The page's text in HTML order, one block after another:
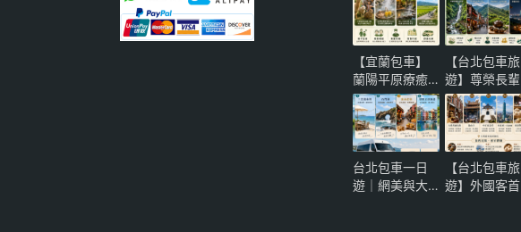
威士忌酒廠、
蘭陽博物館與
城堡咖啡微醺
知性一日遊
林海灣與南方
澳海鮮，頂級
保母車尊榮推
薦
【宜蘭包車】
蘭陽平原療癒
系一日遊！萌
寵農場、清水
地熱與礁溪溫
泉，頂級保母
車尊榮推薦
【台北包車旅
遊】尊榮長輩
奢華孝親｜烏
來內洞大自然
負離子健康慢
活與貓空夜景
茶饗一日遊全
攻略
台北包車一日
遊｜網美與大
【台北包車旅
遊】外國客首